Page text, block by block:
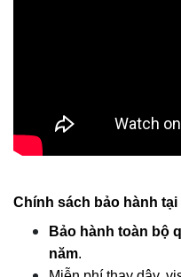
Chính sách bảo hành tại
Bảo hành toàn bộ
năm.